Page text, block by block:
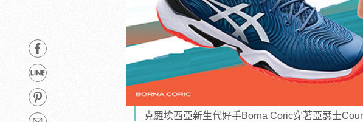
克羅埃西亞新生代好手Borna Coric穿著亞瑟士